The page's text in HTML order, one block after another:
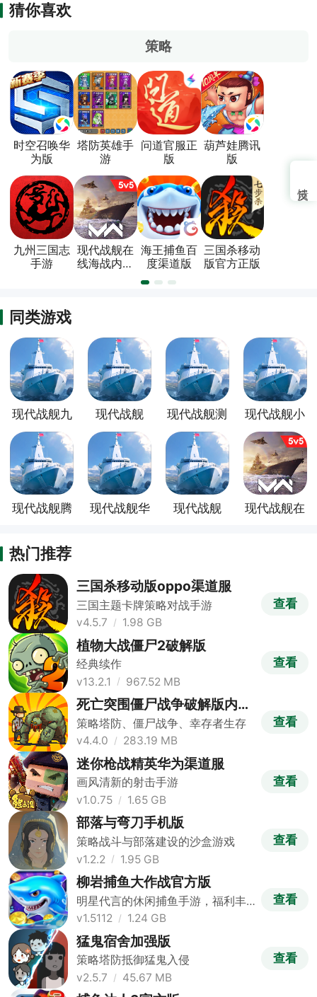
猜你喜欢
策略
时空召唤华
为版
塔防英雄手
游
问道官服正
版
葫芦娃腾讯
版
九州三国志
手游
现代战舰在
线海战内置
海王捕鱼百
度渠道版
三国杀移动
版官方正版
同类游戏
现代战舰九
现代战舰
服
现代战舰测
现代战舰小
现代战舰腾
现代战舰华
现代战舰
现代战舰在
热门推荐
三国杀移动版oppo渠道服
三国主题卡牌策略对战手游
v4.5.7
1.98 GB
查看
植物大战僵尸2破解版
经典续作
v13.2.1
967.52 MB
查看
死亡突围僵尸战争破解版内置
修改器版
策略塔防、僵尸战争、幸存者生存
v4.4.0
283.19 MB
查看
迷你枪战精英华为渠道服
画风清新的射击手游
v1.0.75
1.65 GB
查看
部落与弯刀手机版
策略战斗与部落建设的沙盒游戏
v1.2.2
1.95 GB
查看
柳岩捕鱼大作战官方版
明星代言的休闲捕鱼手游，福利丰
富
v1.5112 1.24 GB
查看
猛鬼宿舍加强版
策略塔防抵御猛鬼入侵
v2.5.7
45.67 MB
查看